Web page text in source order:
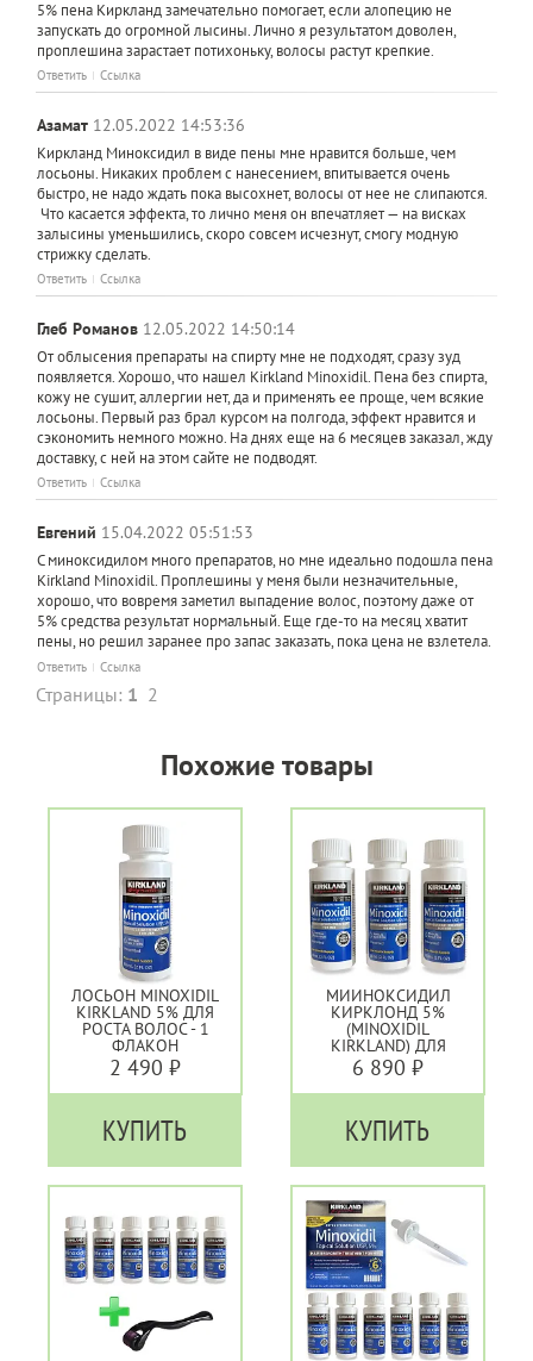
5% пена Киркланд замечательно помогает, если алопецию не
запускать до огромной лысины. Лично я результатом доволен,
проплешина зарастает потихоньку, волосы растут крепкие.
Ответить Ссылка
Азамат 12.05.2022 14:53:36
Киркланд Миноксидил в виде пены мне нравится больше, чем
лосьоны. Никаких проблем с нанесением, впитывается очень
быстро, не надо ждать пока высохнет, волосы от нее не слипаются.
Что касается эффекта, то лично меня он впечатляет — на висках
залысины уменьшились, скоро совсем исчезнут, смогу модную
стрижку сделать.
Ответить Ссылка
Глеб Романов 12.05.2022 14:50:14
От облысения препараты на спирту мне не подходят, сразу зуд
появляется. Хорошо, что нашел Kirkland Minoxidil. Пена без спирта,
кожу не сушит, аллергии нет, да и применять ее проще, чем всякие
лосьоны. Первый раз брал курсом на полгода, эффект нравится и
сэкономить немного можно. На днях еще на 6 месяцев заказал, жду
доставку, с ней на этом сайте не подводят.
Ответить Ссылка
Евгений 15.04.2022 05:51:53
С миноксидилом много препаратов, но мне идеально подошла пена
Kirkland Minoxidil. Проплешины у меня были незначительные,
хорошо, что вовремя заметил выпадение волос, поэтому даже от
5% средства результат нормальный. Еще где-то на месяц хватит
пены, но решил заранее про запас заказать, пока цена не взлетела.
Ответить Ссылка
Страницы: 1 2
Похожие товары
ЛОСЬОН MINOXIDIL
KIRKLAND 5% ДЛЯ
РОСТА ВОЛОС - 1
ФЛАКОН
2 490 ₽
КУПИТЬ
МИИНОКСИДИЛ
КИРКЛОНД 5%
(MINOXIDIL
KIRKLAND) ДЛЯ
РОСТА ВОЛОС - 3
ФЛАКОНА
6 890 ₽
КУПИТЬ